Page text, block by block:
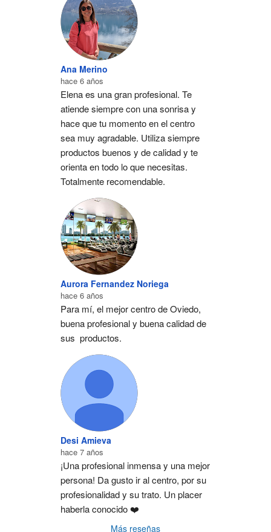
Ana Merino
hace 6 años
Elena es una gran profesional. Te
atiende siempre con una sonrisa y
hace que tu momento en el centro
sea muy agradable. Utiliza siempre
productos buenos y de calidad y te
orienta en todo lo que necesitas.
Totalmente recomendable.
Aurora Fernandez Noriega
hace 6 años
Para mí, el mejor centro de Oviedo,
buena profesional y buena calidad de
sus  productos.
Desi Amieva
hace 7 años
¡Una profesional inmensa y una mejor
persona! Da gusto ir al centro, por su
profesionalidad y su trato. Un placer
haberla conocido ❤️
Más reseñas